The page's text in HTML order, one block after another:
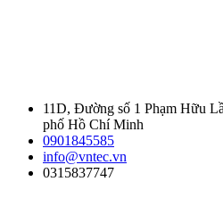
11D, Đường số 1 Phạm Hữu
phố Hồ Chí Minh
0901845585
info@vntec.vn
0315837747